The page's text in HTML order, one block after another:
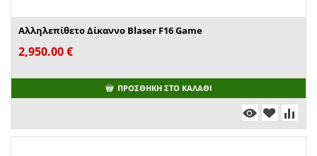
Αλληλεπίθετο Δίκαννο Blaser F16 Game
2,950.00€
ΠΡΟΣΘΉΚΗ ΣΤΟ ΚΑΛΆΘΙ